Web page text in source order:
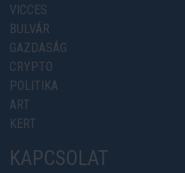
VICCES
BULVÁR
GAZDASÁG
CRYPTO
POLITIKA
ART
KERT
KAPCSOLAT